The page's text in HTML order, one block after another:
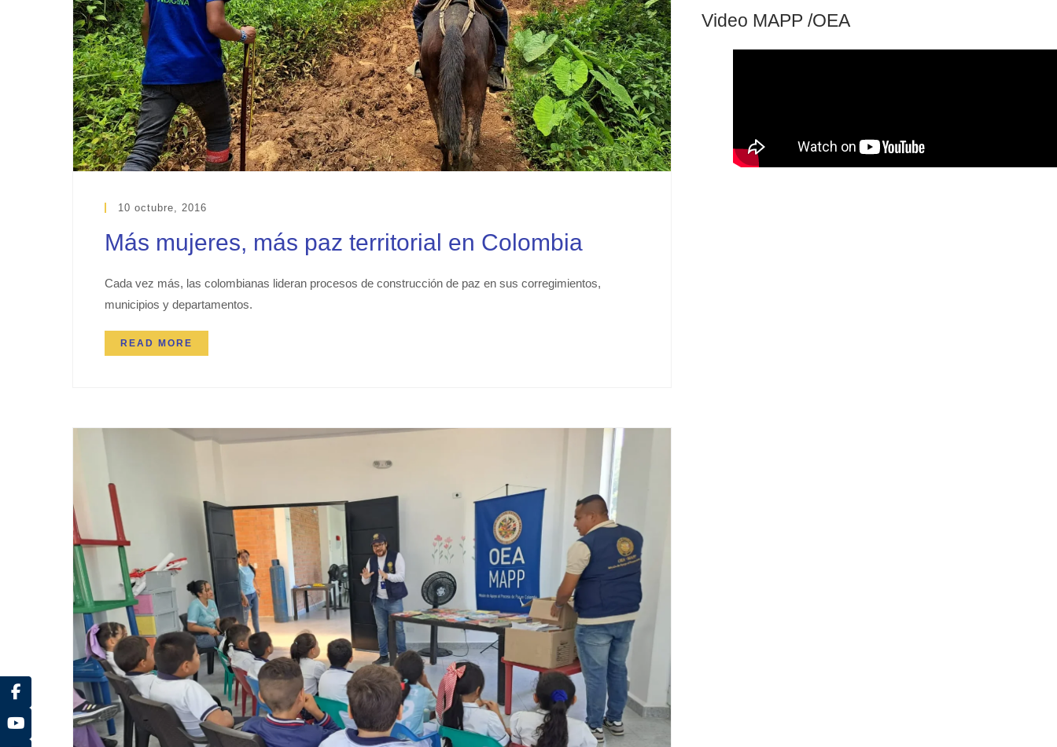
10 octubre, 2016
Más mujeres, más paz territorial en Colombia
Cada vez más, las colombianas lideran procesos de construcción de paz en sus corregimientos,
municipios y departamentos.
READ MORE
Video MAPP /OEA